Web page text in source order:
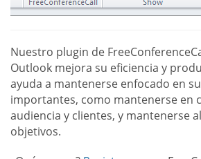
Nuestro plugin de
Outlook mejora su eficiencia y
ayuda a mantenerse enfocado en
importantes, como mantenerse en
audiencia y clientes, y mantenerse
objetivos.